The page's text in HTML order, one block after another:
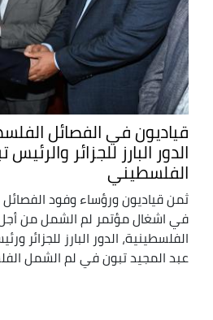
قياديون في الفصائل
الدور البارز للجزائر
الفلسطيني
ثمن قياديون ورؤساء وفود الفصائل
في اشغال مؤتمر لم الشمل من أجل
الفلسطينية، الدور البارز للجزائر
عبد المجيد تبون في لم الشمل